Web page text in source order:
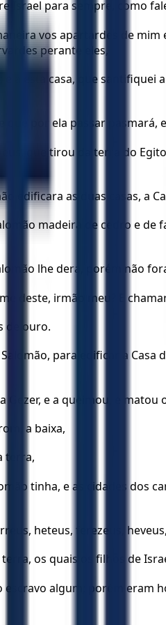
Israel para sempre, como
vos apartardes de
perante eles,
a esta casa, que
que por ela passar pasmará,
que tirou da terra do
edificara as duas casas, a
madeira de cedro e
lhe dera, porém não
deste, irmão meu? E
de ouro.
para edificar a
Gezer, e a queimou, e
a baixa,
terra,
tinha, e as cidades dos
heteus, ferezeus,
terra, os quais os filhos de
escravo algum; porém